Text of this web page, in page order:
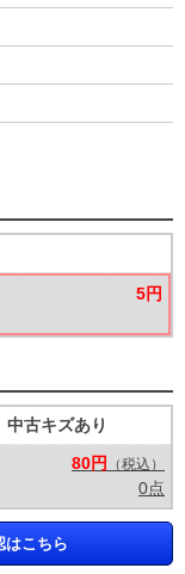
5円
中古キズあり
80円
（税込）
0点
はこちら